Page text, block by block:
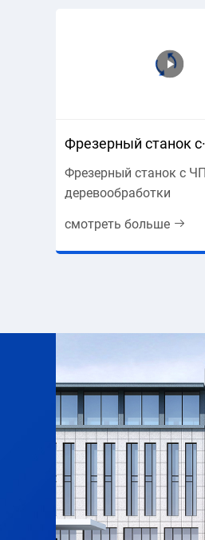
Фрезерный станок
Фрезерный станок с
деревообработки
смотреть больше